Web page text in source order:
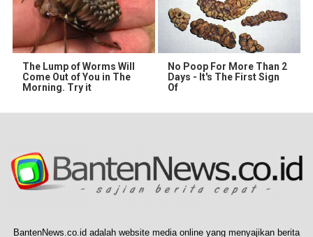
The Lump of Worms Will
Come Out of You in The
Morning. Try it
No Poop For More Than 2
Days - It's The First Sign
Of
BantenNews.co.id adalah website media online yang menyajikan berita